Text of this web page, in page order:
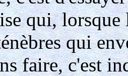
qui, lorsque
qui
faire, c'est